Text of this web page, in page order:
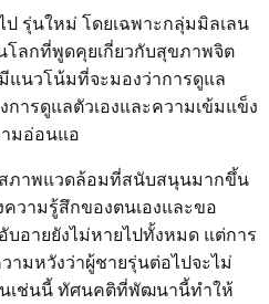
รุ่นใหม่ โดยเฉพาะกลุ่มมิลเลน
โลกที่พูดคุยเกี่ยวกับสุขภาพจิต
แนวโน้มที่จะมองว่าการดูแล
ารดูแลตัวเองและความเข้มแข็ง
มอ่อนแอ
สภาพแวดล้อมที่สนับสนุนมากขึ้น
วามรู้สึกของตนเองและขอ
อายยังไม่หายไปทั้งหมด แต่การ
ามหวังว่าผู้ชายรุ่นต่อไปจะไม่
นเช่นนี้ ทัศนคติที่พัฒนานี้ทำให้